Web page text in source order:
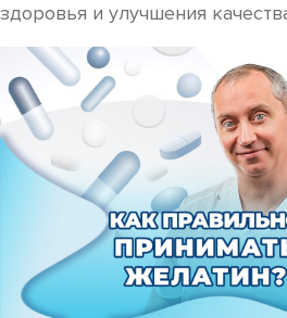
здоровья и улучшения